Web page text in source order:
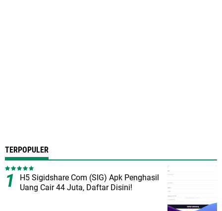
TERPOPULER
H5 Sigidshare Com (SIG) Apk Penghasil
Uang Cair 44 Juta, Daftar Disini!